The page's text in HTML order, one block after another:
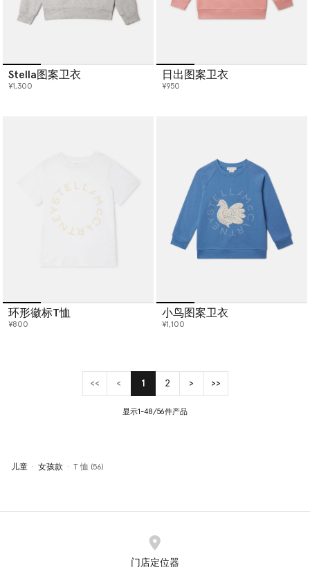
Stella图案卫衣
¥1,300
日出图案卫衣
¥950
环形徽标T恤
¥800
小鸟图案卫衣
¥1,100
<< < 1(current)
2 > >>
显示1-48/56件产品
儿童 女孩款 T 恤 (56)
门店定位器